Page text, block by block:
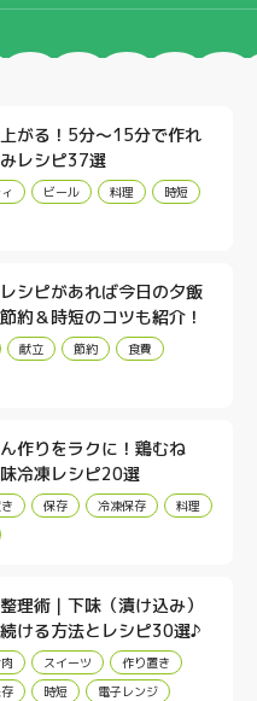
がる！5分〜15分で作れ
レシピ37選
ビール 料理
時短
シピがあれば今日の夕飯
約＆時短のコツも紹介！
献立 節約 食費
作りをラクに！鶏むね
冷凍レシピ20選
保存 冷凍保存
料理
理術｜下味（漬け込み）
ける方法とレシピ30選♪
スイーツ
作り置き
時短 電子レンジ